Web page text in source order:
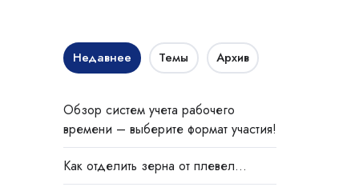
Недавнее Темы Архив
Обзор систем учета рабочего
времени – выберите формат участия!
Как отделить зерна от плевел…